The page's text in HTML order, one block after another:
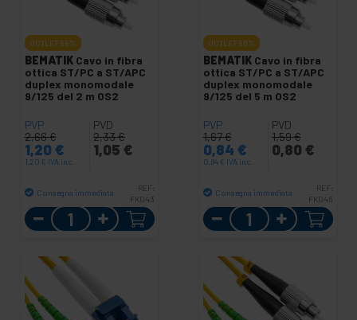
OUTLET 55%
BEMATIK Cavo in fibra
ottica ST/PC a ST/APC
duplex monomodale
9/125 del 2 m OS2
PVP
2,66€
1,20 €
1,20 € IVA inc.
PVD
2,33€
1,05 €
Consegna immediata
REF:
FK043
Quantità
OUTLET 50%
BEMATIK Cavo in fibra
ottica ST/PC a ST/APC
duplex monomodale
9/125 del 5 m OS2
PVP
1,67€
0,84 €
0,84 € IVA inc.
PVD
1,59€
0,80 €
Consegna immediata
REF:
FK045
Quantità